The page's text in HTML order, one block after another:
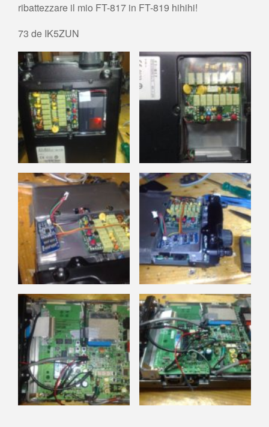
ribattezzare il mio FT-817 in FT-819 hihihi!
73 de IK5ZUN